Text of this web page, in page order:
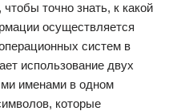
точно знать, к какой
осуществляется
систем в
использование двух
именами в одном
которые